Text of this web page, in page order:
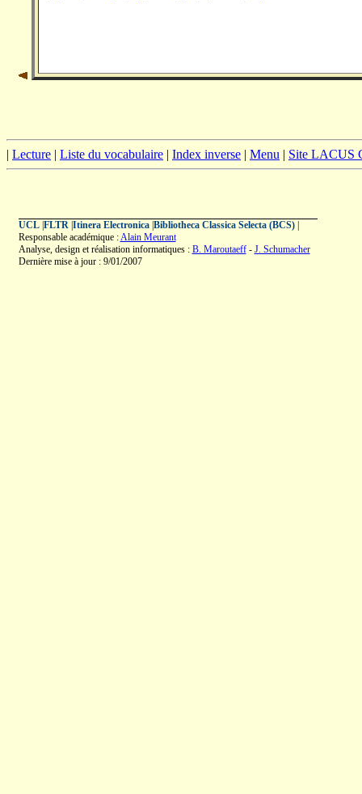
| Lecture | Liste du vocabulaire | Index inverse | Menu | Site LACUS
UCL| FLTR| Itinera Electronica| Bibliotheca Classica Selecta (BCS)|
Responsable académique :Alain Meurant
Analyse, design et réalisation informatiques : B. Maroutaeff- J. Schumacher
Dernière mise à jour : 9/01/2007